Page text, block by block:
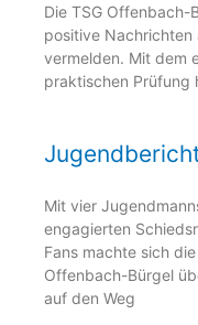
Die TSG Offenbach-
positive Nachrichten
vermelden. Mit dem
praktischen Prüfung
Mit vier
engagierten
Fans machte sich
Offenbach-Bürgel
auf den Weg